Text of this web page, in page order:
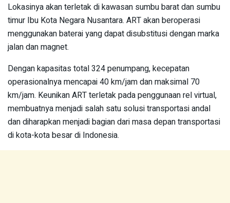
Lokasinya akan terletak di kawasan sumbu barat dan sumbu
timur Ibu Kota Negara Nusantara. ART akan beroperasi
menggunakan baterai yang dapat disubstitusi dengan marka
jalan dan magnet.
Dengan kapasitas total 324 penumpang, kecepatan
operasionalnya mencapai 40 km/jam dan maksimal 70
km/jam. Keunikan ART terletak pada penggunaan rel virtual,
membuatnya menjadi salah satu solusi transportasi andal
dan diharapkan menjadi bagian dari masa depan transportasi
di kota-kota besar di Indonesia.